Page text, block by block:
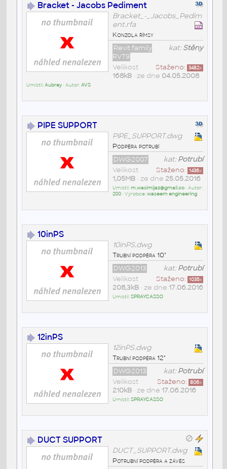
Bracket - Jacobs Pediment
Bracket_-_Jacobs_Pedim
ent.rfa
Konzola římsy
kat:Stěny
Revit family
RVT9
Staženo: 3482x
Velikost
168kB• ze dne 04.05.2008
Umístil:Aubrey• Autor:AVS
PIPE SUPPORT
PIPE_SUPPORT.dwg
Podpěra potrubí
kat:Potrubí
DWG2007
Staženo: 1436x
Velikost
1,05MB• ze dne 25.05.2016
Umístil:m.wasimijaz@gmail.co• Autor:
200• Výrobce:waseem engineering
10inPS
10inPS.dwg
Trubní podpěra 10"
kat:Potrubí
DWG2013
Staženo: 1035x
Velikost
208,3kB• ze dne 17.06.2016
Umístil:SPRAYCASSO
12inPS
12inPS.dwg
Trubní podpěra 12"
kat:Potrubí
DWG2013
Staženo: 806x
Velikost
210kB• ze dne 17.06.2016
Umístil:SPRAYCASSO
DUCT SUPPORT
DUCT_SUPPORT.dwg
Potrubní podpěra a závěs